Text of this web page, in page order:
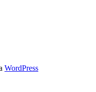
WordPress